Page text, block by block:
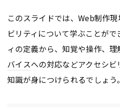
このスライドでは、Web制作
ビリティについて学ぶことが
ィの定義から、知覚や操作、
バイスへの対応などアクセシ
知識が身につけられるでしょう。